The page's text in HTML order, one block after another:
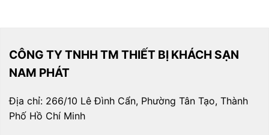
CÔNG TY TNHH TM THIẾT BỊ KHÁCH SẠN
NAM PHÁT
Địa chỉ: 266/10 Lê Đình Cẩn, Phường Tân Tạo, Thành
Phố Hồ Chí Minh